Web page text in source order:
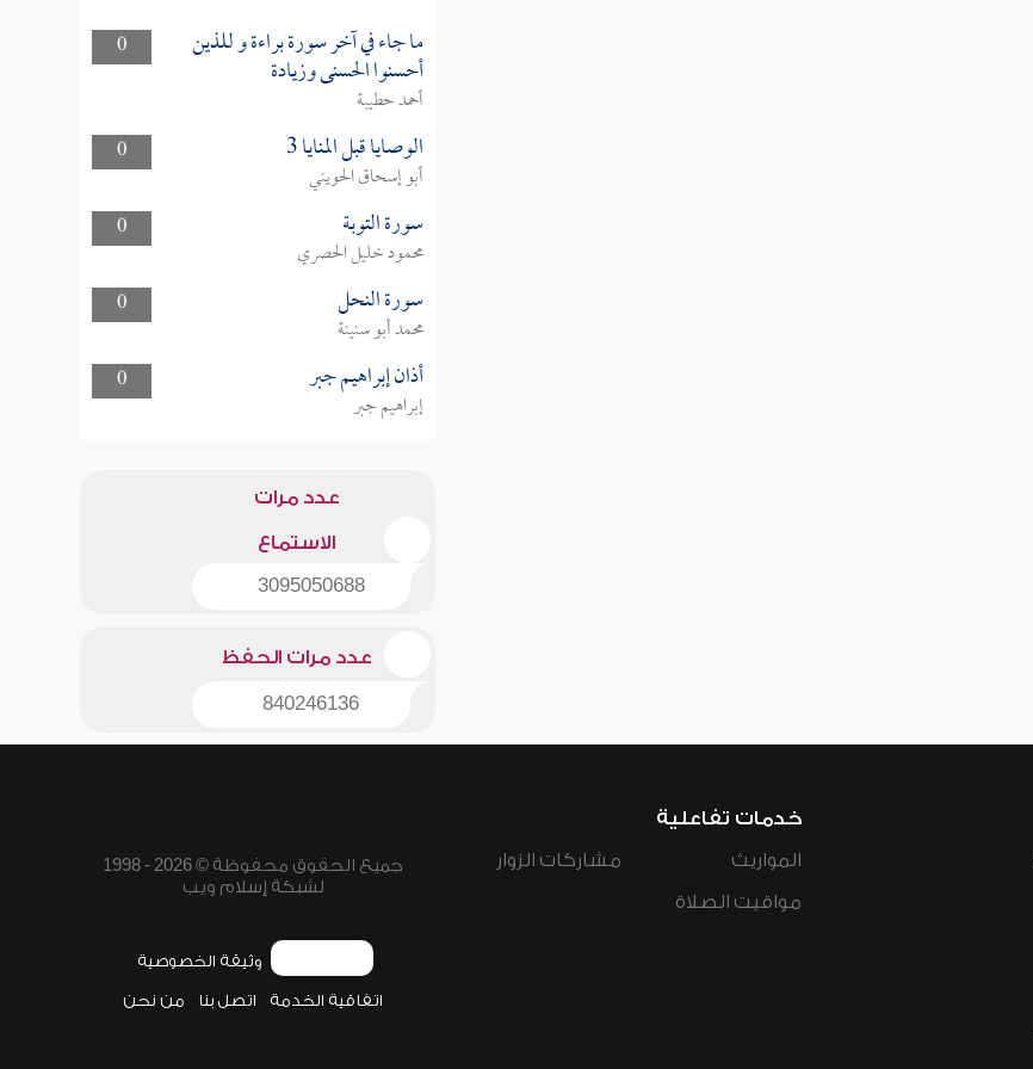
0 ما جاء في آخر سورة براءة و للذين
أحسنوا الحسنى وزيادة
أحمد حطيبة
0
الوصايا قبل المنايا 3
أبو إسحاق الحويني
0
سورة التوبة
محمود خليل الحصري
0
سورة النحل
محمد أبو سنينة
0
أذان إبراهيم جبر
إبراهيم جبر
عدد مرات
الاستماع
3095050688
عدد مرات الحفظ
840246136
خدمات تفاعلية
المواريث
مواقيت الصلاة
مشاركات الزوار
جميع الحقوق محفوظة © 2026 - 1998
لشبكة إسلام ويب
وثيقة الخصوصية
اتفاقية الخدمة اتصل بنا من نحن